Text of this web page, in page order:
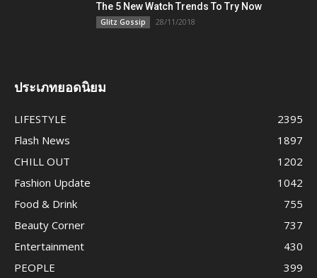
The 5 New Watch Trends To Try Now
Glitz Gossip 28/11/2018
ประเภทยอดนิยม
LIFESTYLE
2395
Flash News
1897
CHILL OUT
1202
Fashion Update
1042
Food & Drink
755
Beauty Corner
737
Entertainment
430
PEOPLE
399